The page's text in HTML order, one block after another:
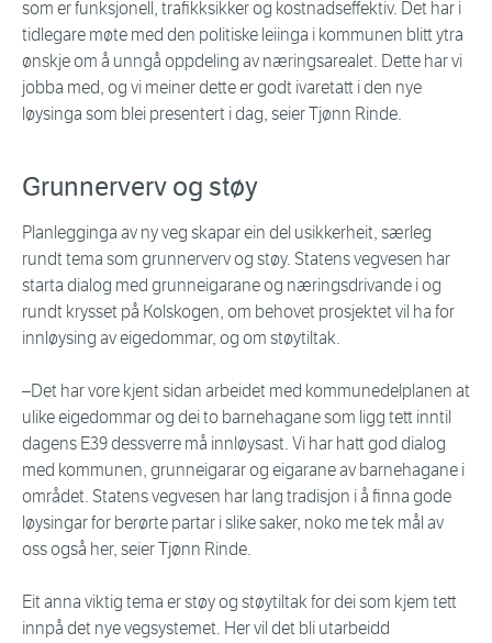
som er funksjonell, trafikksikker og kostnadseffektiv. Det har i
tidlegare møte med den politiske leiinga i kommunen blitt ytra
ønskje om å unngå oppdeling av næringsarealet. Dette har vi
jobba med, og vi meiner dette er godt ivaretatt i den nye
løysinga som blei presentert i dag, seier Tjønn Rinde.
Grunnerverv og støy
Planlegginga av ny veg skapar ein del usikkerheit, særleg
rundt tema som grunnerverv og støy. Statens vegvesen har
starta dialog med grunneigarane og næringsdrivande i og
rundt krysset på Kolskogen, om behovet prosjektet vil ha for
innløysing av eigedommar, og om støytiltak.
–Det har vore kjent sidan arbeidet med kommunedelplanen at
ulike eigedommar og dei to barnehagane som ligg tett inntil
dagens E39 dessverre må innløysast. Vi har hatt god dialog
med kommunen, grunneigarar og eigarane av barnehagane i
området. Statens vegvesen har lang tradisjon i å finna gode
løysingar for berørte partar i slike saker, noko me tek mål av
oss også her, seier Tjønn Rinde.
Eit anna viktig tema er støy og støytiltak for dei som kjem tett
innpå det nye vegsystemet. Her vil det bli utarbeidd